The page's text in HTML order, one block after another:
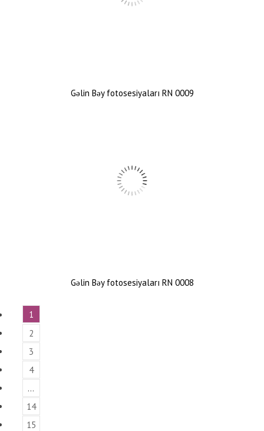
Gəlin Bəy fotosesiyaları RN 0009
Gəlin Bəy fotosesiyaları RN 0008
1
2
3
4
…
14
15